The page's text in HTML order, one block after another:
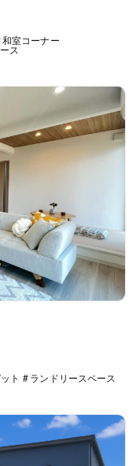
和室コーナー
ス
ト ランドリースペース